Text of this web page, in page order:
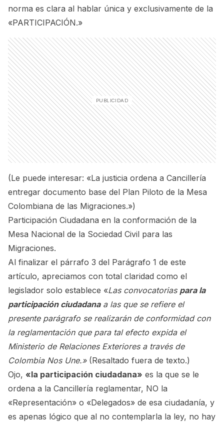
norma es clara al hablar única y exclusivamente de la
«PARTICIPACIÓN.»
(Le puede interesar: «La justicia ordena a Cancillería
entregar documento base del Plan Piloto de la Mesa
Colombiana de las Migraciones.»)
Participación Ciudadana en la conformación de la
Mesa Nacional de la Sociedad Civil para las
Migraciones.
Al finalizar el párrafo 3 del Parágrafo 1 de este
artículo, apreciamos con total claridad como el
legislador solo establece «Las convocatorias para la
participación ciudadanaa las que se refiere el
presente parágrafo se realizarán de conformidad con
la reglamentación que para tal efecto expida el
Ministerio de Relaciones Exteriores a través de
Colombia Nos Une.» (Resaltado fuera de texto.)
Ojo, «la participación ciudadana» es la que se le
ordena a la Cancillería reglamentar, NO la
«Representación» o «Delegados» de esa ciudadanía, y
es apenas lógico que al no contemplarla la ley, no hay